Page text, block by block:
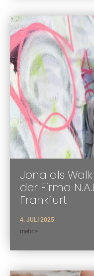
Jona als
der Firma
Frankfurt
4. JULI 2025
mehr >